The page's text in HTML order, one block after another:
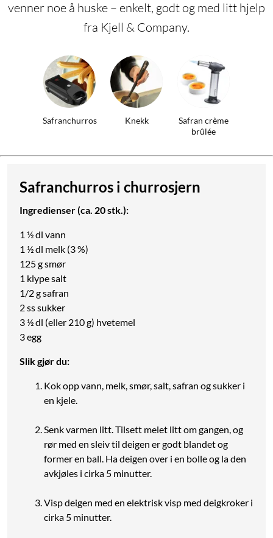
venner noe å huske – enkelt, godt og med litt hjelp
fra Kjell & Company.
Safranchurros Knekk
Safran crème
brûlée
Safranchurros i churrosjern
Ingredienser (ca. 20 stk.):
1 ½ dl vann
1 ½ dl melk (3 %)
125 g smør
1 klype salt
1/2 g safran
2 ss sukker
3 ½ dl (eller 210 g) hvetemel
3 egg
Slik gjør du:
Kok opp vann, melk, smør, salt, safran og sukker i
en kjele.
Senk varmen litt. Tilsett melet litt om gangen, og
rør med en sleiv til deigen er godt blandet og
former en ball. Ha deigen over i en bolle og la den
avkjøles i cirka 5 minutter.
Visp deigen med en elektrisk visp med deigkroker i
cirka 5 minutter.